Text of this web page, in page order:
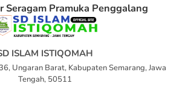
Seragam Pramuka Penggalang
ISLAM ISTIQOMAH
Ungaran Barat, Kabupaten Semarang, Jawa
Tengah, 50511